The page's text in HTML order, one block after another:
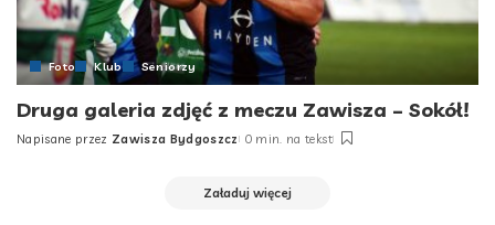
Foto Klub Seniorzy
Druga galeria zdjęć z meczu Zawisza – Sokół!
Posted
Napisane przez Zawisza Bydgoszcz 0 min. na tekst
Załaduj więcej